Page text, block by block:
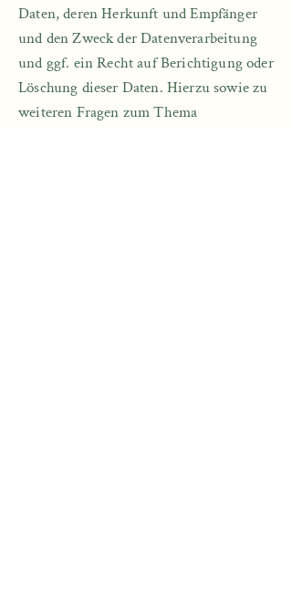
Daten, deren Herkunft und Empfänger
und den Zweck der Datenverarbeitung
und ggf. ein Recht auf Berichtigung oder
Löschung dieser Daten. Hierzu sowie zu
weiteren Fragen zum Thema